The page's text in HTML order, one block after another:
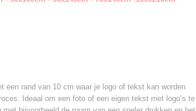
een rand van 10 cm waar je logo of tekst kan worden
Ideaal om een foto of een eigen tekst met logo’s te